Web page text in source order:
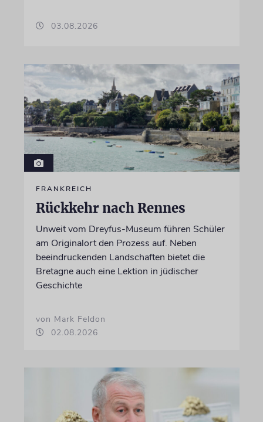
03.08.2026
FRANKREICH
Rückkehr nach Rennes
Unweit vom Dreyfus-Museum führen Schüler
am Originalort den Prozess auf. Neben
beeindruckenden Landschaften bietet die
Bretagne auch eine Lektion in jüdischer
Geschichte
von Mark Feldon
02.08.2026